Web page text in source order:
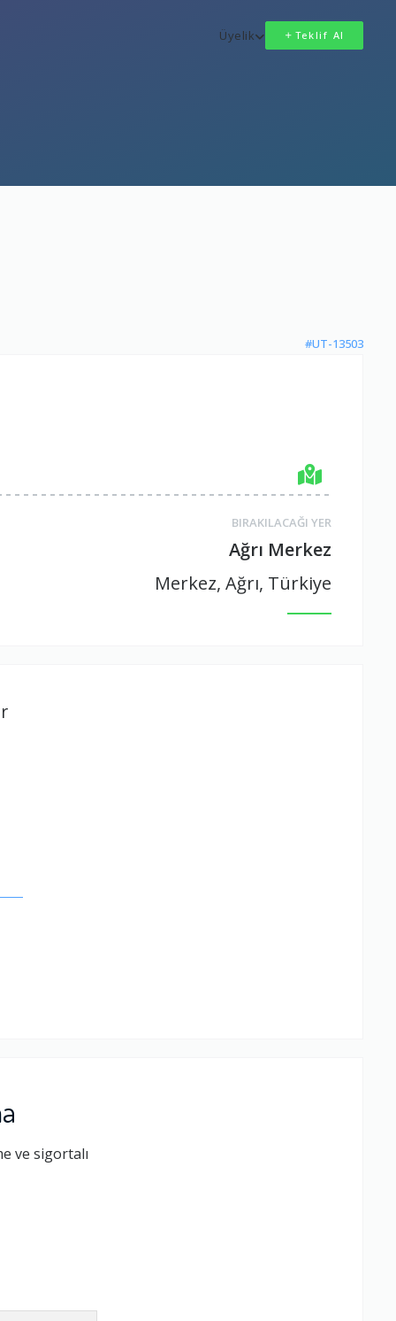
Üyelik Teklif Al
#UT-13503
BIRAKILACAĞI YER
Ağrı Merkez
Merkez, Ağrı, Türkiye
ve sigortalı